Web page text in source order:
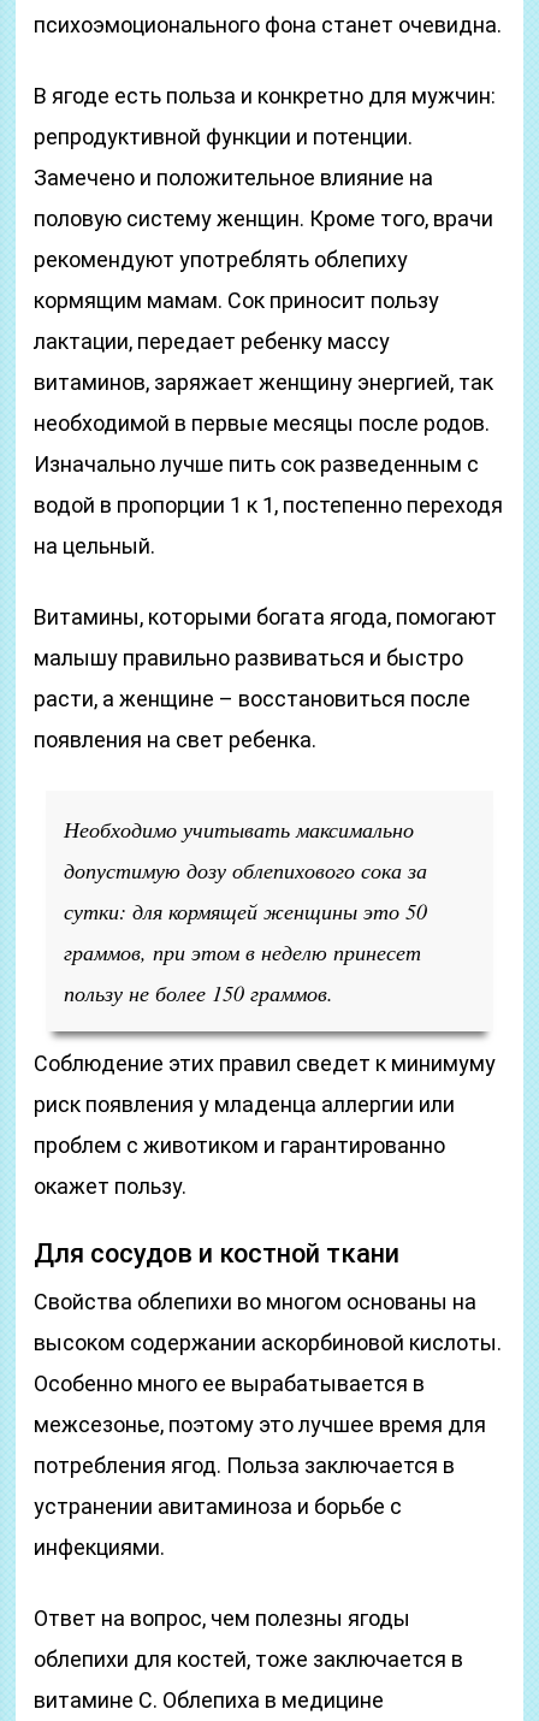
психоэмоционального фона станет очевидна.
В ягоде есть польза и конкретно для мужчин:
репродуктивной функции и потенции.
Замечено и положительное влияние на
половую систему женщин. Кроме того, врачи
рекомендуют употреблять облепиху
кормящим мамам. Сок приносит пользу
лактации, передает ребенку массу
витаминов, заряжает женщину энергией, так
необходимой в первые месяцы после родов.
Изначально лучше пить сок разведенным с
водой в пропорции 1 к 1, постепенно переходя
на цельный.
Витамины, которыми богата ягода, помогают
малышу правильно развиваться и быстро
расти, а женщине – восстановиться после
появления на свет ребенка.
Необходимо учитывать максимально
допустимую дозу облепихового сока за
сутки: для кормящей женщины это 50
граммов, при этом в неделю принесет
пользу не более 150 граммов.
Соблюдение этих правил сведет к минимуму
риск появления у младенца аллергии или
проблем с животиком и гарантированно
окажет пользу.
Для сосудов и костной ткани
Свойства облепихи во многом основаны на
высоком содержании аскорбиновой кислоты.
Особенно много ее вырабатывается в
межсезонье, поэтому это лучшее время для
потребления ягод. Польза заключается в
устранении авитаминоза и борьбе с
инфекциями.
Ответ на вопрос, чем полезны ягоды
облепихи для костей, тоже заключается в
витамине С. Облепиха в медицине